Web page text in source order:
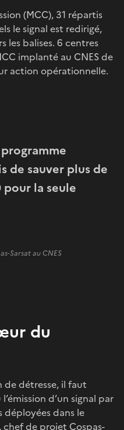
(MCC), 31 répartis
le signal est redirigé,
les balises. 6 centres
implanté au CNES de
action opérationnelle.
de sauver plus de
la seule
Sarsat au CNES
du
détresse, il faut
d’un signal par
déployées dans le
chef de projet Cospas-